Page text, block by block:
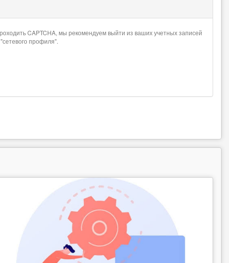
CAPTCHA, мы рекомендуем выйти из ваших учетных записей
профиля".